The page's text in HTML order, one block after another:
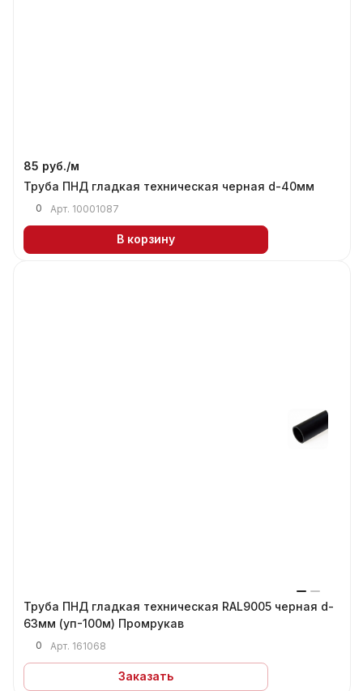
85 руб./м
Труба ПНД гладкая техническая черная d-40мм
0 Арт. 10001087
В корзину
Труба ПНД гладкая техническая RAL9005 черная d-
63мм (уп-100м) Промрукав
0 Арт. 161068
Заказать